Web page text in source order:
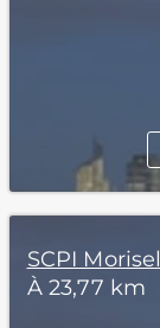
SCPI Morisel
À 23,77 km